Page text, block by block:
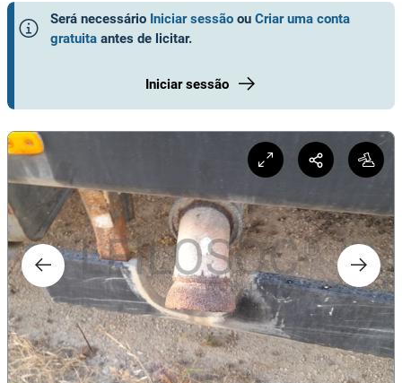
Será necessário Iniciar sessão ou Criar uma conta
gratuita antes de licitar.
Iniciar sessão